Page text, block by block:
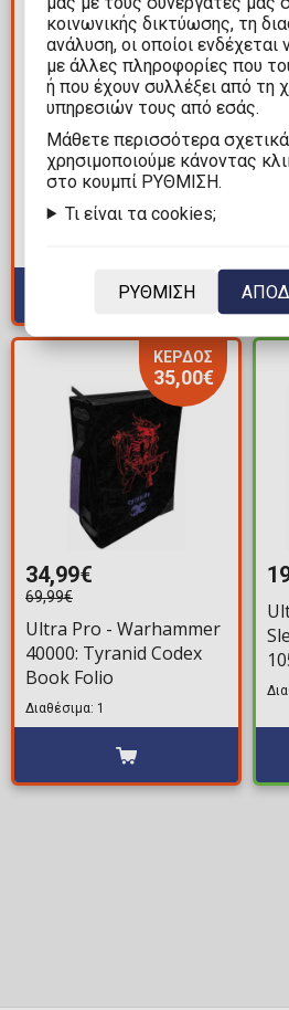
34,99€
69,99€
Ultra Pro - Warhammer
40000: Adeptus Astartes
Codex Book Folio
ΚΕΡΔΟΣ
35,00€
34,99€
69,99€
Ultra Pro - Warhammer
40000: Tyranid Codex
Book Folio
Διαθέσιμα: 1
κοινωνικής δικτύωσης, τη
ανάλυση, οι οποίοι ενδέχεται
με άλλες πληροφορίες που
ή που έχουν συλλέξει από τη
υπηρεσιών τους από εσάς.
Mάθετε περισσότερα
χρησιμοποιούμε κάνοντας
στο κουμπί ΡΥΘΜΙΣΗ.
Τι είναι τα cookies;
ΡΥΘΜΙΣΗ